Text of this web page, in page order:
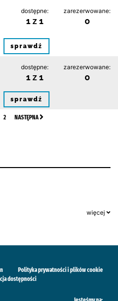
dostępne:
1 z 1
zarezerwowane:
0
sprawdź
dostępne:
1 z 1
zarezerwowane:
0
sprawdź
2 NASTĘPNA
więcej
Polityka prywatności i plików cookie
dostępności